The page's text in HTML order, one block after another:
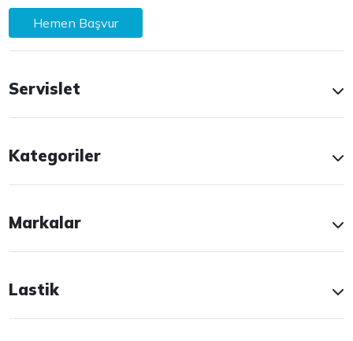
Hemen Başvur
Servislet
Kategoriler
Markalar
Lastik